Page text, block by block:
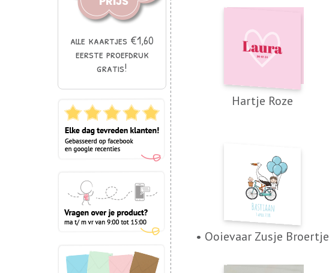
alle kaartjes €1,60
eerste proefdruk
gratis!
Hartje Roze
• Ooievaar Zusje Broertje